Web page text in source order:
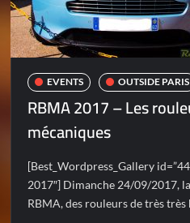
EVENTS OUTSIDE PARIS
RBMA 2017 – Les
mécaniques
[Best_Wordpress_Gallery
2017″] Dimanche 24/09/2017,
RBMA, des rouleurs de très très